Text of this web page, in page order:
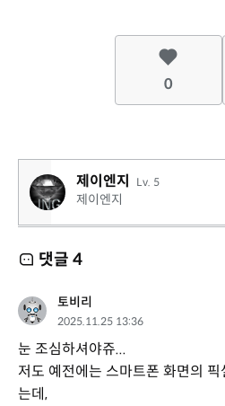
0
제이엔지 Lv. 5
제이엔지
댓글 4
토비리
2025.11.25 13:36
눈 조심하셔야쥬...
저도 예전에는 스마트폰 화면의
는데,